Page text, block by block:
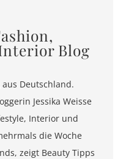
Blog
Deutschland.
Jessika Weisse
Interior und
die Woche
zeigt Beauty Tipps